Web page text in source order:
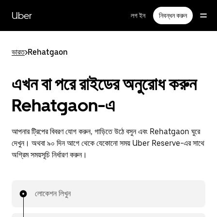
প্রধান
বিষয়সূচিতে
Uber লগ ইন নিবন্ধন করুন
ভারত>Rehatgaon
এখন বা পরে রাইডের অনুরোধ করুন
Rehatgaon-এ
আপনার ট্রিপের বিবরণ যোগ করুন, গাড়িতে উঠে বসুন এবং Rehatgaon ঘুরে
দেখুন। অথবা ৯০ দিন আগে থেকে যেকোনো সময় Uber Reserve-এর সাথে
অগ্রিম সময়সূচি নির্ধারণ করুন।
লোকেশন লিখুন